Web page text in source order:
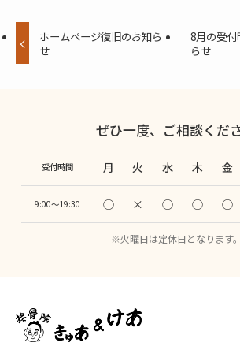
ホームページ復旧のお知ら
せ
8月の受
らせ
ぜひ一度、ご相談くだ
受付時間 月 火 水 木 金
9:00〜19:30 ◯ × ◯ ◯ ◯
※火曜日は定休日となります。